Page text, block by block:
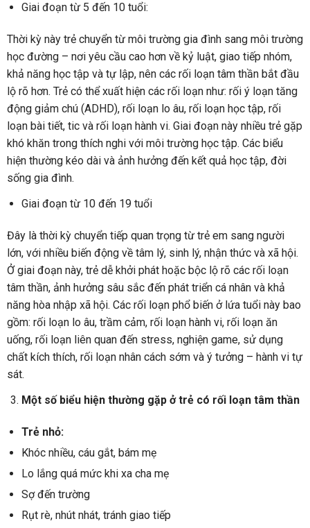
Giai đoạn từ 5 đến 10 tuổi:
Thời kỳ này trẻ chuyển từ môi trường gia đình sang môi trường
học đường – nơi yêu cầu cao hơn về kỷ luật, giao tiếp nhóm,
khả năng học tập và tự lập, nên các rối loạn tâm thần bắt đầu
lộ rõ hơn. Trẻ có thể xuất hiện các rối loạn như: rối ý loạn tăng
động giảm chú (ADHD), rối loạn lo âu, rối loạn học tập, rối
loạn bài tiết, tic và rối loạn hành vi. Giai đoạn này nhiều trẻ gặp
khó khăn trong thích nghi với môi trường học tập. Các biểu
hiện thường kéo dài và ảnh hưởng đến kết quả học tập, đời
sống gia đình.
Giai đoạn từ 10 đến 19 tuổi
Đây là thời kỳ chuyển tiếp quan trọng từ trẻ em sang người
lớn, với nhiều biến động về tâm lý, sinh lý, nhận thức và xã hội.
Ở giai đoạn này, trẻ dễ khởi phát hoặc bộc lộ rõ các rối loạn
tâm thần, ảnh hưởng sâu sắc đến phát triển cá nhân và khả
năng hòa nhập xã hội. Các rối loạn phổ biến ở lứa tuổi này bao
gồm: rối loạn lo âu, trầm cảm, rối loạn hành vi, rối loạn ăn
uống, rối loạn liên quan đến stress, nghiện game, sử dụng
chất kích thích, rối loạn nhân cách sớm và ý tưởng – hành vi tự
sát.
Một số biểu hiện thường gặp ở trẻ có rối loạn tâm thần
Trẻ nhỏ:
Khóc nhiều, cáu gắt, bám mẹ
Lo lắng quá mức khi xa cha mẹ
Sợ đến trường
Rụt rè, nhút nhát, tránh giao tiếp